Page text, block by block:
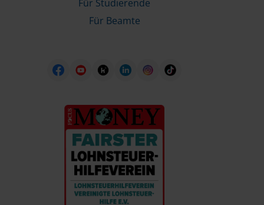
Für Studierende
Für Beamte